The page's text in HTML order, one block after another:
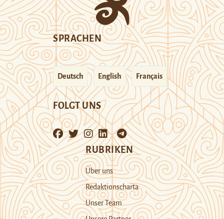
SPRACHEN
Deutsch English Français
FOLGT UNS
RUBRIKEN
Über uns
Redaktionscharta
Unser Team